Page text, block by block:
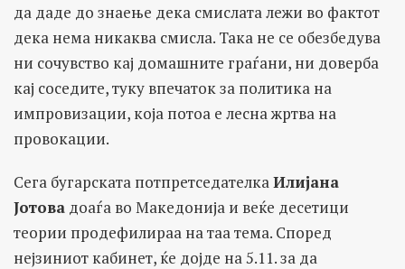
да даде до знаење дека смислата лежи во фактот
дека нема никаква смисла. Така не се обезбедува
ни сочувство кај домашните граѓани, ни доверба
кај соседите, туку впечаток за политика на
импровизации, која потоа е лесна жртва на
провокации.
Сега бугарската потпретседателкаИлијана
Јотова доаѓа во Македонија и веќе десетици
теории продефилираа на таа тема. Според
нејзиниот кабинет, ќе дојде на 5.11. за да